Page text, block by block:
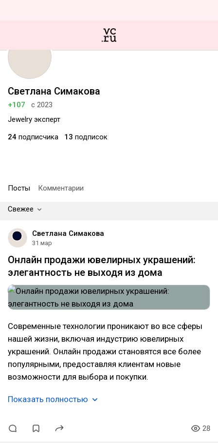
Светлана Симакова
+107
с 2023
Jewelry эксперт
24 подписчика 13 подписок
Посты Комментарии
Свежее
Светлана Симакова
31 мар
Онлайн продажи ювелирных украшений:
элегантность не выходя из дома
Современные технологии проникают во все сферы
нашей жизни, включая индустрию ювелирных
украшений. Онлайн продажи становятся все более
популярными, предоставляя клиентам новые
возможности для выбора и покупки.
Показать полностью
28